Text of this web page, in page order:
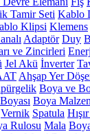
Tamir Seti Kablo
Klipsi Klemens
Adaptör Duy
ve Zincirleri
Jel Akü İnverter
Ahşap Yer
Boya ve
Boya
Vernik Spatula
Rulosu Mala